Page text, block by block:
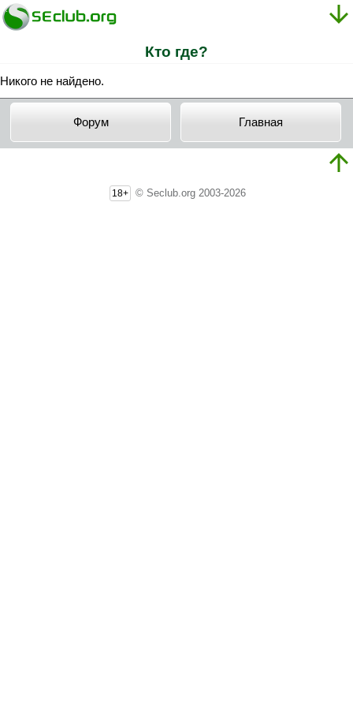
Кто где?
Никого не найдено.
Форум Главная
18+ © Seclub.org 2003-2026